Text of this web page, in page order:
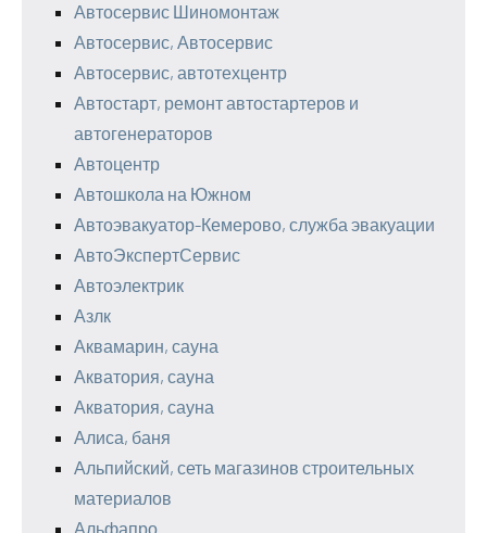
Автосервис Шиномонтаж
Автосервис, Автосервис
Автосервис, автотехцентр
Автостарт, ремонт автостартеров и
автогенераторов
Автоцентр
Автошкола на Южном
Автоэвакуатор-Кемерово, служба эвакуации
АвтоЭкспертСервис
Автоэлектрик
Азлк
Аквамарин, сауна
Акватория, сауна
Акватория, сауна
Алиса, баня
Альпийский, сеть магазинов строительных
материалов
Альфапро